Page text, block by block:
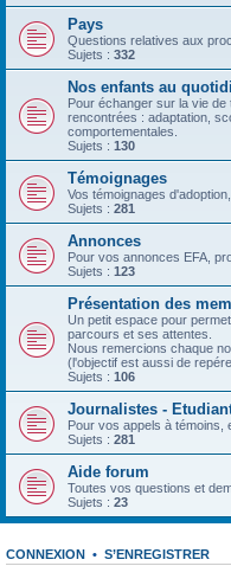
Pays
Questions relatives aux
Sujets : 332
Nos enfants au
Pour échanger sur la vie
rencontrées : adaptation,
comportementales.
Sujets : 130
Témoignages
Vos témoignages
Sujets : 281
Annonces
Pour vos annonces EFA,
Sujets : 123
Présentation des
Un petit espace pour
parcours et ses attentes.
Nous remercions chaque
(l'objectif est aussi de
Sujets : 106
Journalistes -
Pour vos appels à témoins,
Sujets : 281
Aide forum
Toutes vos questions et
Sujets : 23
CONNEXION • S’ENREGISTRER